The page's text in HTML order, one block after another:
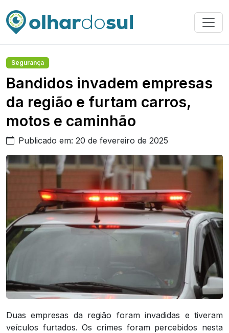
Segurança
Bandidos invadem empresas
da região e furtam carros,
motos e caminhão
Publicado em: 20 de fevereiro de 2025
Duas empresas da região foram invadidas e tiveram
veículos furtados. Os crimes foram percebidos nesta